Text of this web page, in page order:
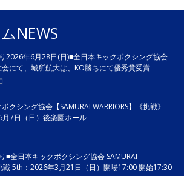
NEWS
2026年6月28日(日)■全日本キックボクシング協会
にて、城所航大は、KO勝ちにて優秀賞受賞
クシング協会【SAMURAI WARRIORS】《挑戦》
7日（日）後楽園ホール
■全日本キックボクシング協会 SAMURAI
戦 5th：2026年3月21日（日）開場17:00 開始17:30